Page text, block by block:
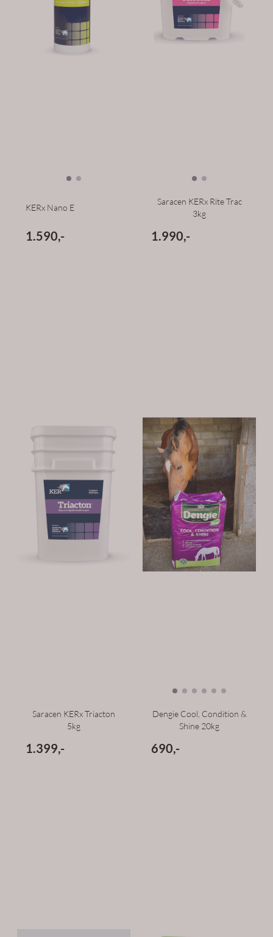
KERx Nano E
1.590,-
Saracen KERx Rite Trac
3kg
1.990,-
Saracen KERx Triacton
5kg
1.399,-
Dengie Cool, Condition &
Shine 20kg
690,-